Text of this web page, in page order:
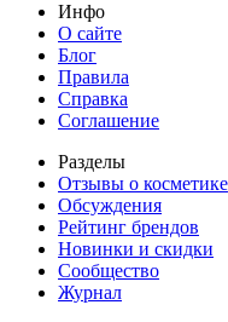
Инфо
О сайте
Блог
Правила
Справка
Соглашение
Разделы
Отзывы о косметике
Обсуждения
Рейтинг брендов
Новинки и скидки
Сообщество
Журнал